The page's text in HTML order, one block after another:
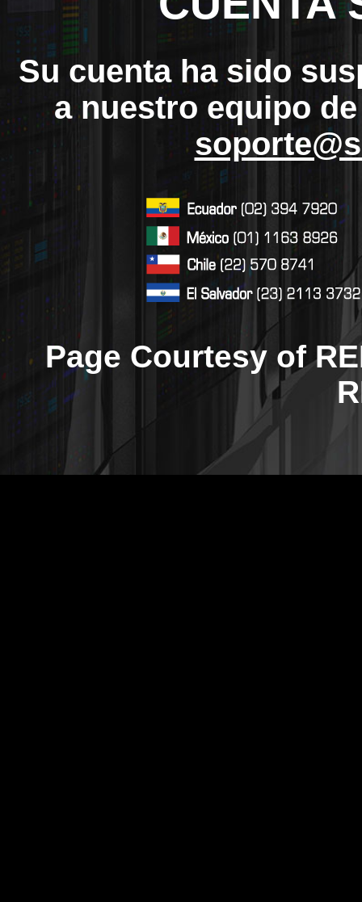
Su cuenta ha sido
a nuestro equipo
Page Courtesy of